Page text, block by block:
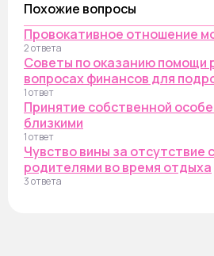
Похожие вопросы
Провокативное отношение
2 ответа
Советы по оказанию помощи
вопросах финансов для
1 ответ
Принятие собственной
близкими
1 ответ
Чувство вины за отсутствие
родителями во время отдыха
3 ответа